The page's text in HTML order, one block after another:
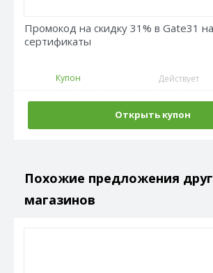
Промокод на скидку 31% в Gate31
сертификаты
Купон Действует
Открыть купон
Похожие предложения
магазинов